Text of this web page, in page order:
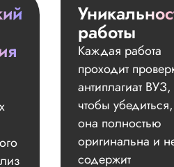
работы
Каждая работа
проходит
антиплагиат ВУЗ,
чтобы
она полностью
оригинальна и
содержит